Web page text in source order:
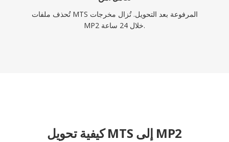
تُحذف ملفات MTS المرفوعة بعد التحويل. تُزال مخرجات
MP2 خلال 24 ساعة.
كيفية تحويل MTS إلى MP2